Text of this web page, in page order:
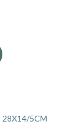
28X14/5CM